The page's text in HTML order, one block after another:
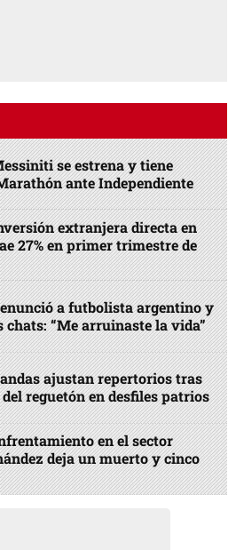
se estrena y tiene
ante Independiente
extranjera directa en
27% en primer trimestre de
a futbolista argentino y
“Me arruinaste la vida”
ajustan repertorios tras
reguetón en desfiles patrios
en el sector
deja un muerto y cinco